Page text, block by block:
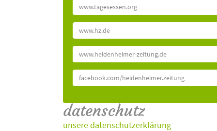
www.tagesessen.org
www.hz.de
www.heidenheimer-zeitung.de
facebook.com/heidenheimer.zeitung
datenschutz
unsere datenschutzerklärung